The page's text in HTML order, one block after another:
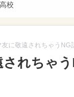
校
に敬遠されちゃうNG
れちゃ